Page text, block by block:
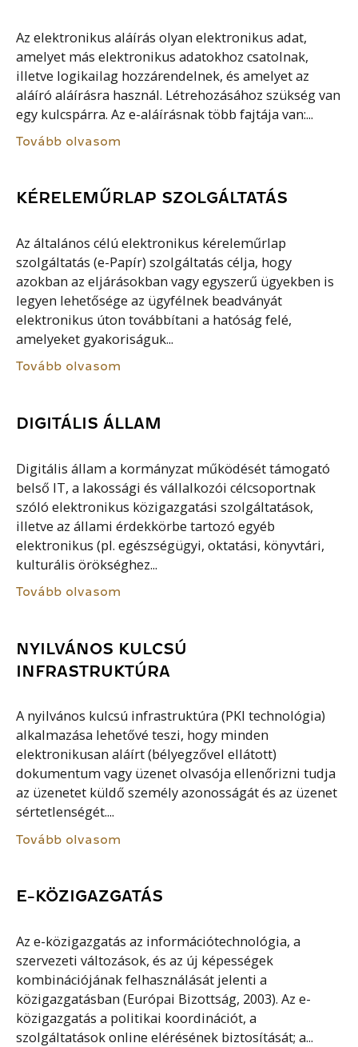
Az elektronikus aláírás olyan elektronikus adat,
amelyet más elektronikus adatokhoz csatolnak,
illetve logikailag hozzárendelnek, és amelyet az
aláíró aláírásra használ. Létrehozásához szükség van
egy kulcspárra. Az e-aláírásnak több fajtája van:...
Tovább olvasom
KÉRELEMŰRLAP SZOLGÁLTATÁS
Az általános célú elektronikus kéreleműrlap
szolgáltatás (e-Papír) szolgáltatás célja, hogy
azokban az eljárásokban vagy egyszerű ügyekben is
legyen lehetősége az ügyfélnek beadványát
elektronikus úton továbbítani a hatóság felé,
amelyeket gyakoriságuk...
Tovább olvasom
DIGITÁLIS ÁLLAM
Digitális állam a kormányzat működését támogató
belső IT, a lakossági és vállalkozói célcsoportnak
szóló elektronikus közigazgatási szolgáltatások,
illetve az állami érdekkörbe tartozó egyéb
elektronikus (pl. egészségügyi, oktatási, könyvtári,
kulturális örökséghez...
Tovább olvasom
NYILVÁNOS KULCSÚ
INFRASTRUKTÚRA
A nyilvános kulcsú infrastruktúra (PKI technológia)
alkalmazása lehetővé teszi, hogy minden
elektronikusan aláírt (bélyegzővel ellátott)
dokumentum vagy üzenet olvasója ellenőrizni tudja
az üzenetet küldő személy azonosságát és az üzenet
sértetlenségét....
Tovább olvasom
E-KÖZIGAZGATÁS
Az e-közigazgatás az információtechnológia, a
szervezeti változások, és az új képességek
kombinációjának felhasználását jelenti a
közigazgatásban (Európai Bizottság, 2003). Az e-
közigazgatás a politikai koordinációt, a
szolgáltatások online elérésének biztosítását; a...